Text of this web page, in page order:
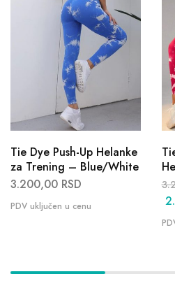
Tie Dye Push-Up Helanke
za Trening – Blue/White
3.200,00 RSD